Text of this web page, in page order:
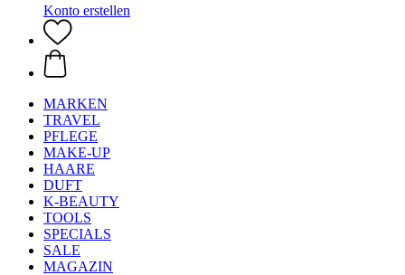
Konto erstellen
MARKEN
TRAVEL
PFLEGE
MAKE-UP
HAARE
DUFT
K-BEAUTY
TOOLS
SPECIALS
SALE
MAGAZIN